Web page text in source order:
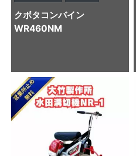
クボタ コンバイン
WR460NM